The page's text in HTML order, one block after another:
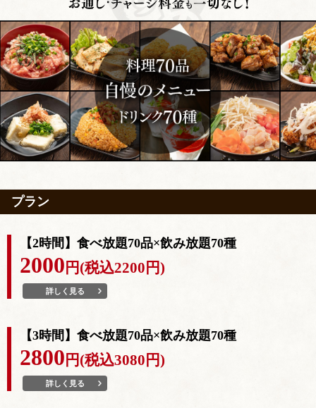
プラン
【2時間】食べ放題70品×飲み放題70種
2000 円(税込2200円)
詳しく見る
【3時間】食べ放題70品×飲み放題70種
2800 円(税込3080円)
詳しく見る